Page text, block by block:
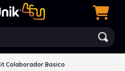
Colaborador Basico